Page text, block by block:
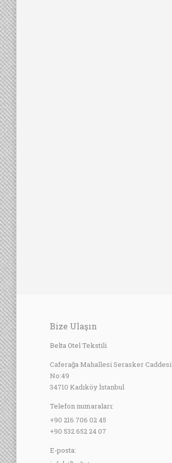
Bize Ulaşın
Belta Otel Tekstili
Caferağa Mahallesi Serasker Caddesi
No:49
34710 Kadıköy İstanbul
Telefon numaraları:
+90 216 706 02 45
+90 532 652 24 07
E-posta: